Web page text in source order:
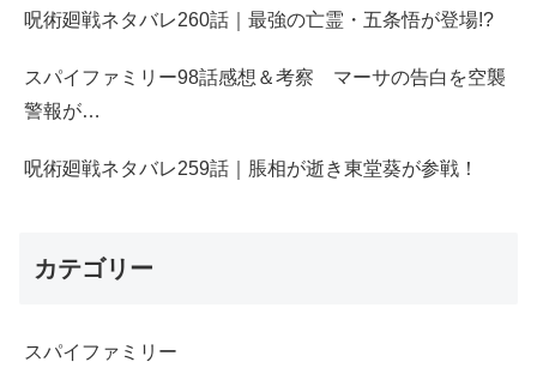
呪術廻戦ネタバレ260話｜最強の亡霊・五条悟が登場!?
スパイファミリー98話感想＆考察 マーサの告白を空襲
警報が…
呪術廻戦ネタバレ259話｜脹相が逝き東堂葵が参戦！
カテゴリー
スパイファミリー